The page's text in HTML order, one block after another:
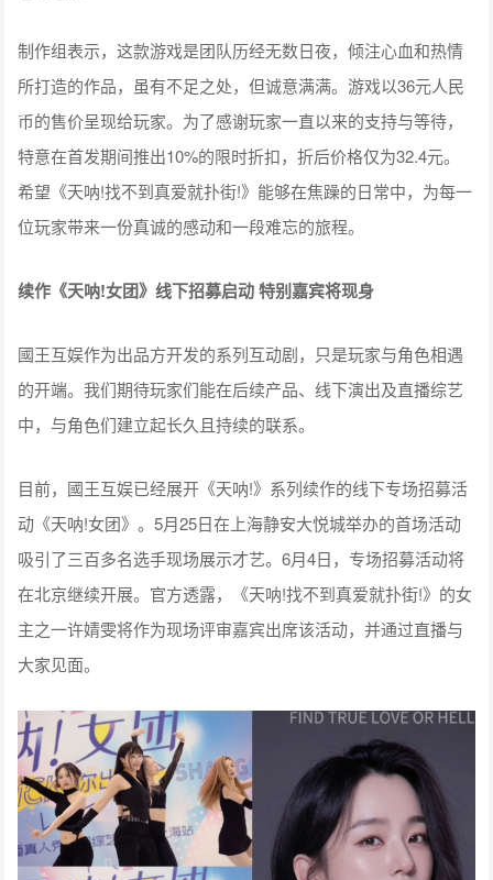
制作组表示，这款游戏是团队历经无数日夜，倾注心血和热情
所打造的作品，虽有不足之处，但诚意满满。游戏以36元人民
币的售价呈现给玩家。为了感谢玩家一直以来的支持与等待，
特意在首发期间推出10%的限时折扣，折后价格仅为32.4元。
希望《天呐!找不到真爱就扑街!》能够在焦躁的日常中，为每一
位玩家带来一份真诚的感动和一段难忘的旅程。
续作《天呐!女团》线下招募启动特别嘉宾将现身
國王互娱作为出品方开发的系列互动剧，只是玩家与角色相遇
的开端。我们期待玩家们能在后续产品、线下演出及直播综艺
中，与角色们建立起长久且持续的联系。
目前，國王互娱已经展开《天呐!》系列续作的线下专场招募活
动《天呐!女团》。5月25日在上海静安大悦城举办的首场活动
吸引了三百多名选手现场展示才艺。6月4日，专场招募活动将
在北京继续开展。官方透露，《天呐!找不到真爱就扑街!》的女
主之一许婧雯将作为现场评审嘉宾出席该活动，并通过直播与
大家见面。